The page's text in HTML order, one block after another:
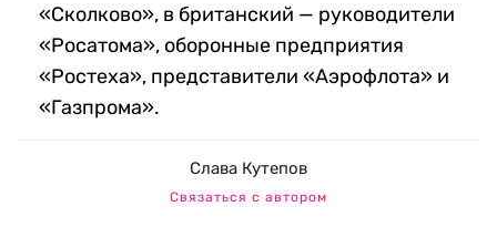
«Сколково», в британский — руководители
«Росатома», оборонные предприятия
«Ростеха», представители «Аэрофлота» и
«Газпрома».
Слава Кутепов
Связаться с автором